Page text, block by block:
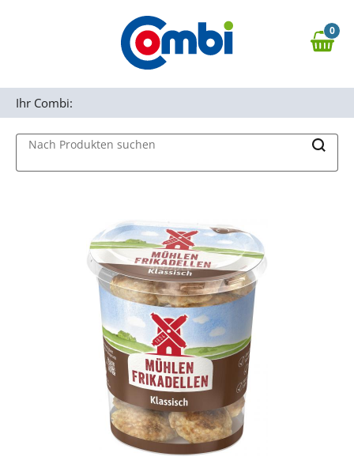
Zur Navigation springen
0,00 €
0
Nach Produkten suchen
Ihr Combi: